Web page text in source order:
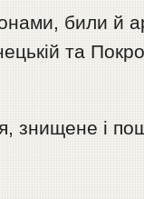
били й
та
знищене і